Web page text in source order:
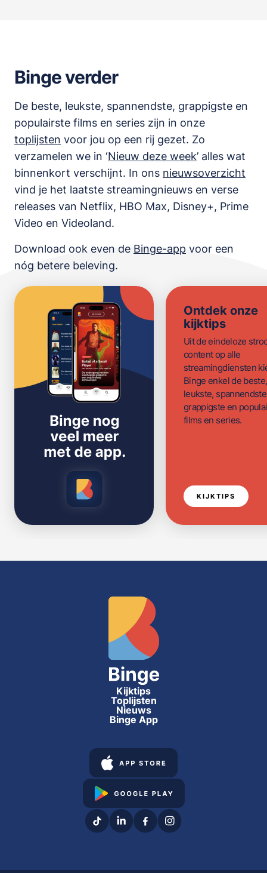
Binge verder
De beste, leukste, spannendste, grappigste en
populairste films en series zijn in onze
toplijsten voor jou op een rij gezet. Zo
verzamelen we in ‘Nieuw deze week’ alles wat
binnenkort verschijnt. In ons nieuwsoverzicht
vind je het laatste streamingnieuws en verse
releases van Netflix, HBO Max, Disney+, Prime
Video en Videoland.
Download ook even de Binge-app voor een
nóg betere beleving.
Ontdek onze
kijktips
Uit de eindeloze
content op alle
streamingdiensten
Binge enkel de beste,
leukste,
grappigste en
films en series.
KIJKTIPS
Kijktips
Toplijsten
Nieuws
Binge App